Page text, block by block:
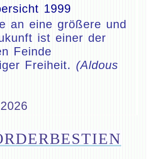
1999
an eine größere und
ist einer der
Feinde
Freiheit. (Aldous